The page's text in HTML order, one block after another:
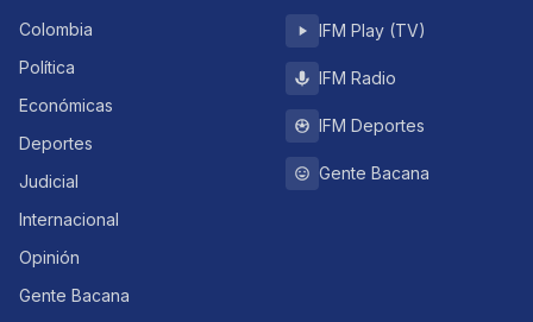
Colombia
Política
Económicas
Deportes
Judicial
Internacional
Opinión
Gente Bacana
IFM Play (TV)
IFM Radio
IFM Deportes
Gente Bacana